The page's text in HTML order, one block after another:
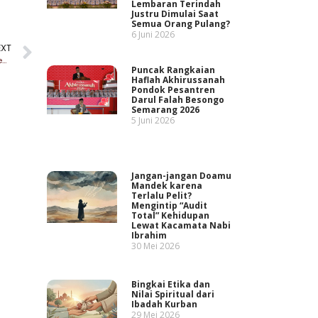
Akhlak Santri dan Kasih Sayang Kiai:Dua Sayap Pendidikan di Pesantren
Lembaran Terindah
Justru Dimulai Saat
Semua Orang Pulang?
6 Juni 2026
Puncak Rangkaian
Haflah Akhirussanah
Pondok Pesantren
Darul Falah Besongo
Semarang 2026
5 Juni 2026
Jangan-jangan Doamu
Mandek karena
Terlalu Pelit?
Mengintip “Audit
Total” Kehidupan
Lewat Kacamata Nabi
Ibrahim
30 Mei 2026
Bingkai Etika dan
Nilai Spiritual dari
Ibadah Kurban
29 Mei 2026